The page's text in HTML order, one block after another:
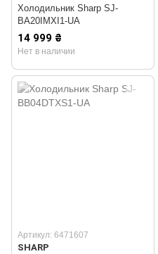
Холодильник Sharp SJ-
BA20IMXI1-UA
14 999 ₴
Нет в наличии
Артикул: 6471607
SHARP